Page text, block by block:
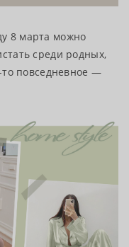
8 марта можно
среди родных,
то повседневное —